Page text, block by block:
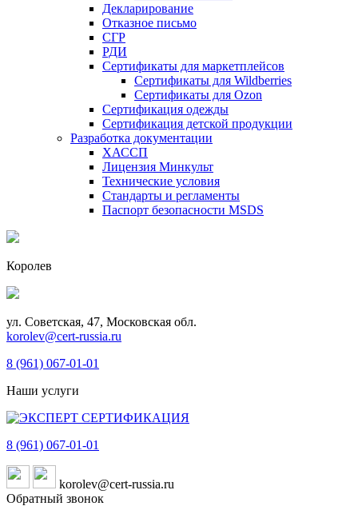
Декларирование
Отказное письмо
СГР
РДИ
Сертификаты для маркетплейсов
Сертификаты для Wildberries
Сертификаты для Ozon
Сертификация одежды
Сертификация детской продукции
Разработка документации
ХАССП
Лицензия Минкульт
Технические условия
Стандарты и регламенты
Паспорт безопасности MSDS
Королев
ул. Советская, 47, Московская обл.
korolev@cert-russia.ru
8 (961) 067-01-01
Наши услуги
8 (961) 067-01-01
korolev@cert-russia.ru
Обратный звонок